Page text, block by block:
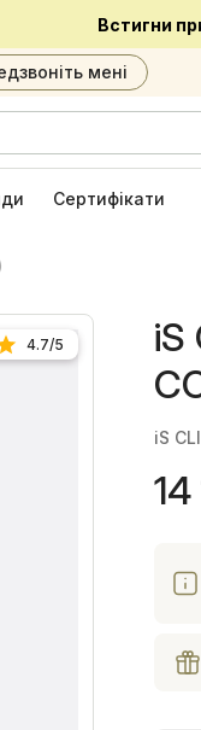
придбати
мені
Сертифікати
4.7/5
iS
iS